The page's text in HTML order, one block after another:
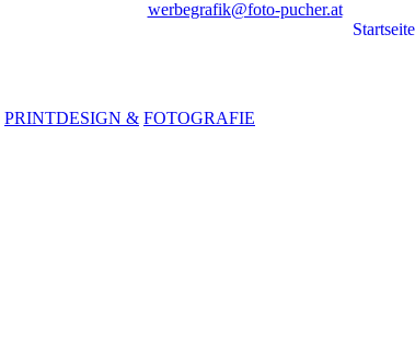
werbegrafik@foto-pucher.at
Startseite
PRINTDESIGN & FOTOGRAFIE